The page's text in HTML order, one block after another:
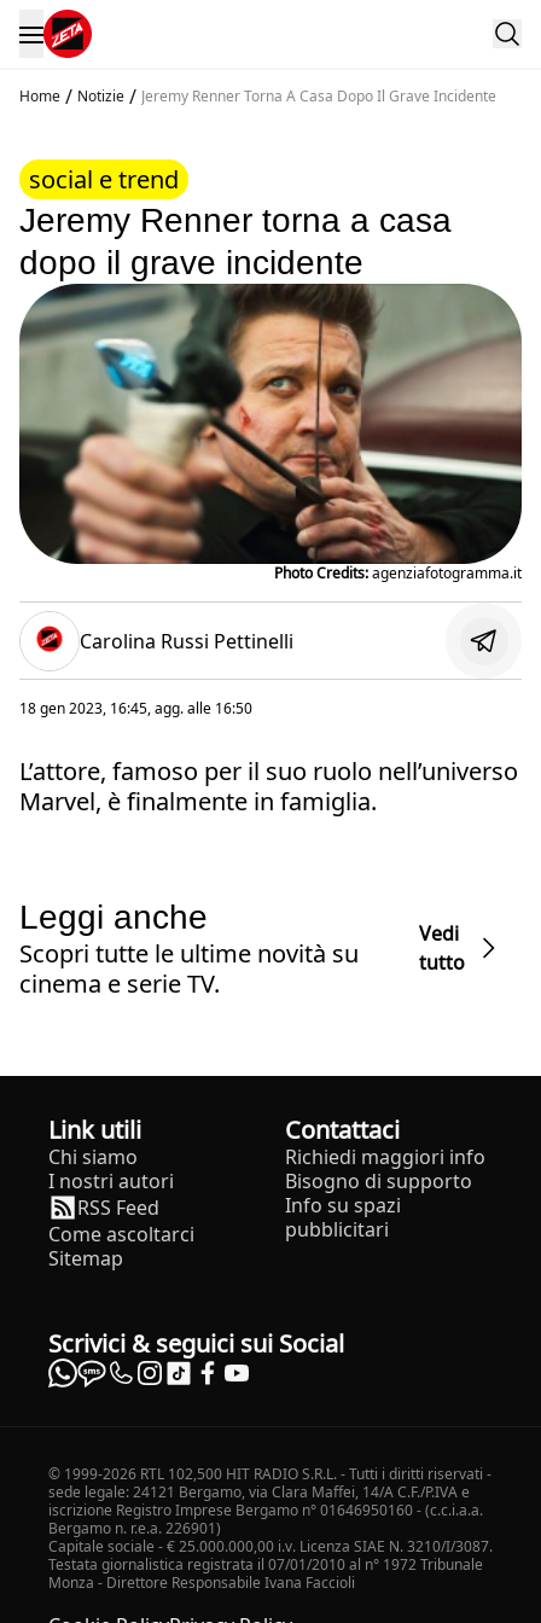
Home / Notizie / Jeremy Renner Torna A Casa Dopo Il Grave Incidente
social e trend
Jeremy Renner torna a casa
dopo il grave incidente
Photo Credits:agenziafotogramma.it
Carolina Russi Pettinelli
18 gen 2023, 16:45, agg. alle 16:50
L’attore, famoso per il suo ruolo nell’universo
Marvel, è finalmente in famiglia.
Leggi anche
Scopri tutte le ultime novità su
cinema e serie TV.
Vedi
tutto
Link utili
Chi siamo
I nostri autori
RSS Feed
Come ascoltarci
Sitemap
Contattaci
Richiedi maggiori info
Bisogno di supporto
Info su spazi
pubblicitari
Scrivici & seguici sui Social
© 1999-2026 RTL 102,500 HIT RADIO S.R.L. - Tutti i diritti riservati -
sede legale: 24121 Bergamo, via Clara Maffei, 14/A C.F./P.IVA e
iscrizione Registro Imprese Bergamo n° 01646950160 - (c.c.i.a.a.
Bergamo n. r.e.a. 226901)
Capitale sociale - € 25.000.000,00 i.v. Licenza SIAE N. 3210/I/3087.
Testata giornalistica registrata il 07/01/2010 al n° 1972 Tribunale
Monza - Direttore Responsabile Ivana Faccioli